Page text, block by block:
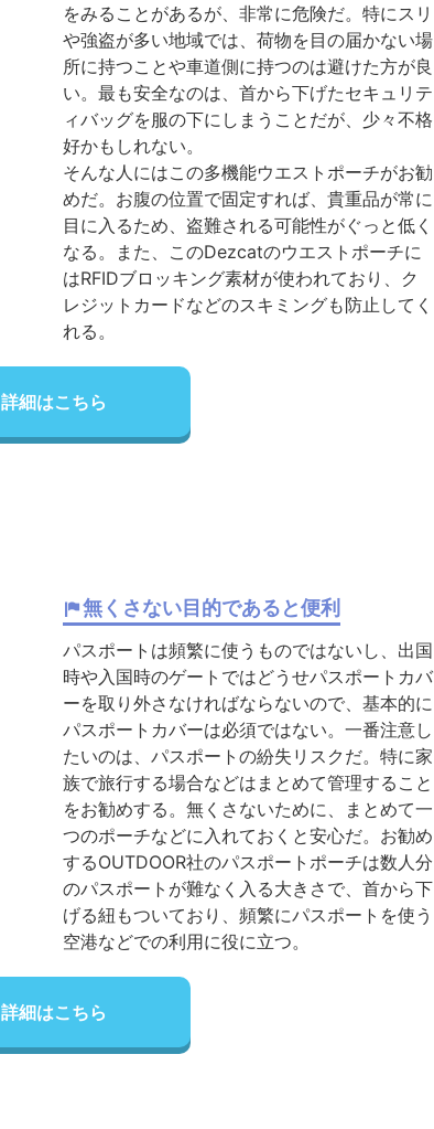
をみることがあるが、非常に危険だ。特にスリ
や強盗が多い地域では、荷物を目の届かない場
所に持つことや車道側に持つのは避けた方が良
い。最も安全なのは、首から下げたセキュリテ
ィバッグを服の下にしまうことだが、少々不格
好かもしれない。
そんな人にはこの多機能ウエストポーチがお勧
めだ。お腹の位置で固定すれば、貴重品が常に
目に入るため、盗難される可能性がぐっと低く
なる。また、このDezcatのウエストポーチに
はRFIDブロッキング素材が使われており、ク
レジットカードなどのスキミングも防止してく
れる。
詳細はこちら
無くさない目的であると便利
パスポートは頻繁に使うものではないし、出国
時や入国時のゲートではどうせパスポートカバ
ーを取り外さなければならないので、基本的に
パスポートカバーは必須ではない。一番注意し
たいのは、パスポートの紛失リスクだ。特に家
族で旅行する場合などはまとめて管理すること
をお勧めする。無くさないために、まとめて一
つのポーチなどに入れておくと安心だ。お勧め
するOUTDOOR社のパスポートポーチは数人分
のパスポートが難なく入る大きさで、首から下
げる紐もついており、頻繁にパスポートを使う
空港などでの利用に役に立つ。
詳細はこちら